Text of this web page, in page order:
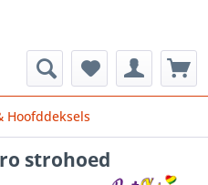
Hoofddeksels
strohoed